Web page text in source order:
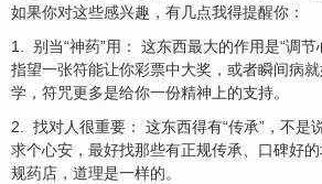
如果你对这些感兴趣，有几点我得提醒你：
1. 别当“神药”用： 这东西最大的作用是“调节
指望一张符能让你彩票中大奖，或者瞬间病
学，符咒更多是给你一份精神上的支持。
2. 找对人很重要： 这东西得有“传承”，不是
求个心安，最好找那些有正规传承、口碑好
规药店，道理是一样的。